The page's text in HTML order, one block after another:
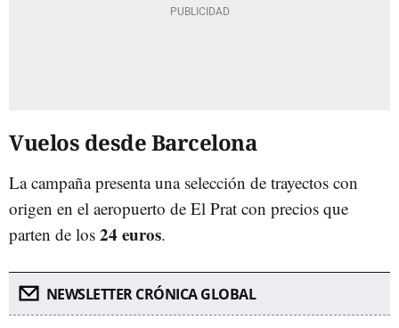
Vuelos desde Barcelona
La campaña presenta una selección de trayectos con
origen en el aeropuerto de El Prat con precios que
parten de los 24 euros.
NEWSLETTER CRÓNICA GLOBAL